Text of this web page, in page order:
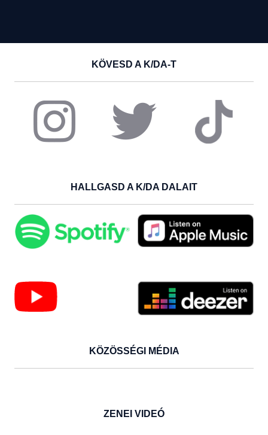
KÖVESD A K/DA-T
HALLGASD A K/DA DALAIT
KÖZÖSSÉGI MÉDIA
ZENEI VIDEÓ